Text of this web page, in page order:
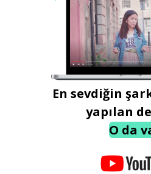
En sevdiğin
yapılan
O da